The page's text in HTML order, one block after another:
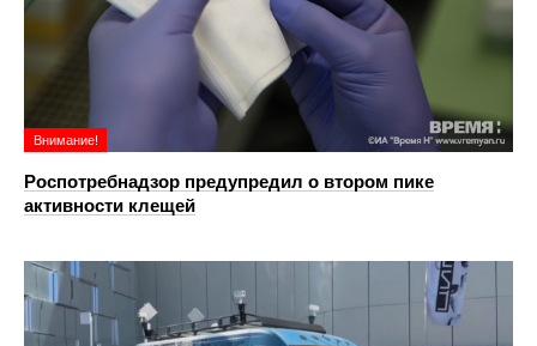
Внимание!
Роспотребнадзор предупредил о втором пике
активности клещей